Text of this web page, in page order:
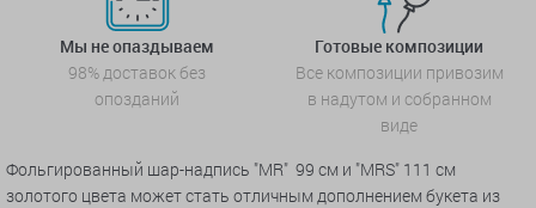
Мы не опаздываем
98% доставок без
опозданий
Готовые композиции
Все композиции привозим
в надутом и собранном
виде
Фольгированный шар-надпись "MR" 99 см и "MRS" 111 см
золотого цвета может стать отличным дополнением букета из